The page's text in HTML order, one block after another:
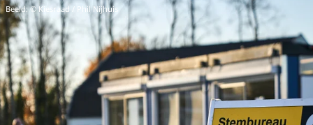
Beeld: © Kiesraad / Phil Nijhuis